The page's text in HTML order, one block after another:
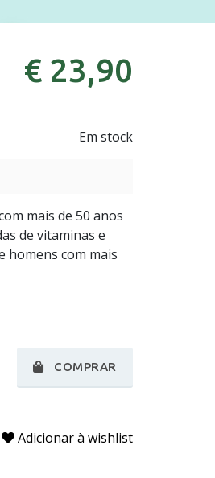
€ 23,90
Em stock
mais de 50 anos
de vitaminas e
homens com mais
COMPRAR
Adicionar à wishlist